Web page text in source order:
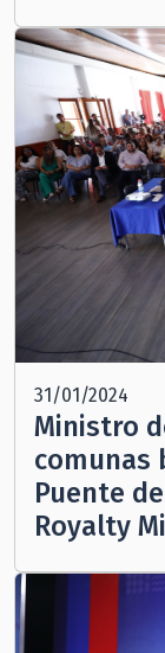
31/01/2024
Ministro
comunas
Puente
Royalty